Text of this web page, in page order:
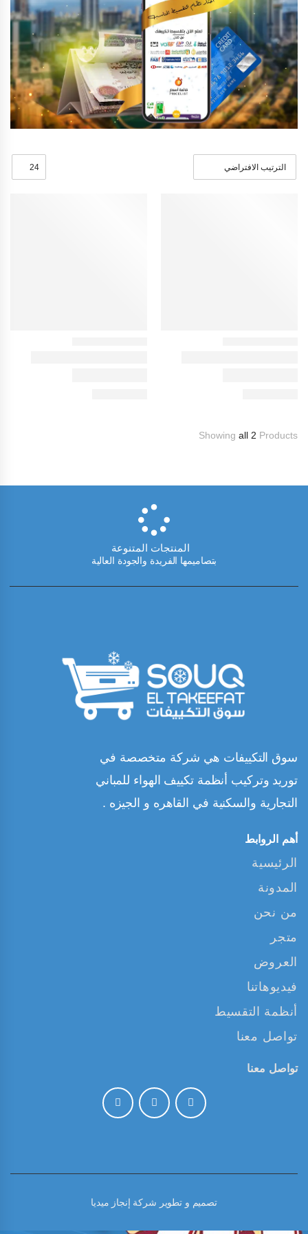
Showing all 2 Products
المنتجات المتنوعة
بتصاميمها الفريدة والجودة العالية
سوق التكييفات هي شركة متخصصة في
توريد وتركيب أنظمة تكييف الهواء للمباني
التجارية والسكنية في القاهره و الجيزه .
أهم الروابط
الرئيسية
المدونة
من نحن
متجر
العروض
فيديوهاتنا
أنظمة التقسيط
تواصل معنا
تواصل معنا
تصميم و تطوير شركة إنجاز ميديا